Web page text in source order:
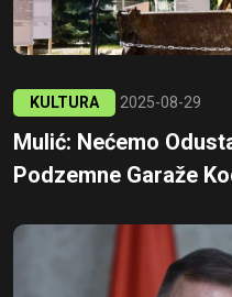
KULTURA 2025-08-29
Mulić: Nećemo
Podzemne Garaže